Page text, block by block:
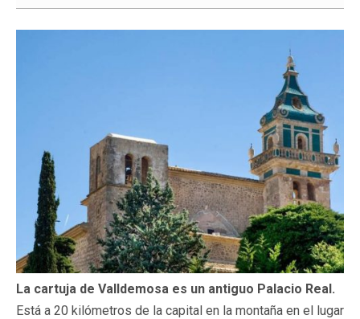
La cartuja de Valldemosa es un antiguo Palacio Real.
Está a 20 kilómetros de la capital en la montaña en el lugar